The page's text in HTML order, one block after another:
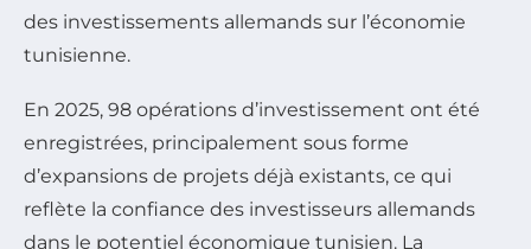
des investissements allemands sur l’économie
tunisienne.
En 2025, 98 opérations d’investissement ont été
enregistrées, principalement sous forme
d’expansions de projets déjà existants, ce qui
reflète la confiance des investisseurs allemands
dans le potentiel économique tunisien. La